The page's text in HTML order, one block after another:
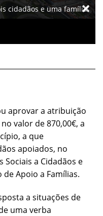
cidadãos e uma família
aprovar a atribuição
valor de 870,00€, a
a que
apoiados, no
a Cidadãos e
de Apoio a Famílias.
a situações de
uma verba